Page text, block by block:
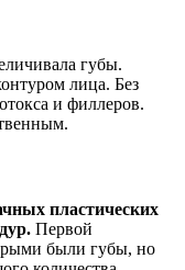
губы.
лица. Без
и филлеров.
пластических
Первой
были губы, но